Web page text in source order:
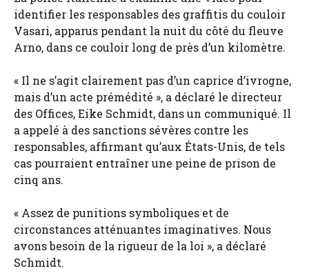
identifier les responsables des graffitis du couloir
Vasari, apparus pendant la nuit du côté du fleuve
Arno, dans ce couloir long de près d’un kilomètre.
« Il ne s’agit clairement pas d’un caprice d’ivrogne,
mais d’un acte prémédité », a déclaré le directeur
des Offices, Eike Schmidt, dans un communiqué. Il
a appelé à des sanctions sévères contre les
responsables, affirmant qu’aux États-Unis, de tels
cas pourraient entraîner une peine de prison de
cinq ans.
« Assez de punitions symboliques et de
circonstances atténuantes imaginatives. Nous
avons besoin de la rigueur de la loi », a déclaré
Schmidt.